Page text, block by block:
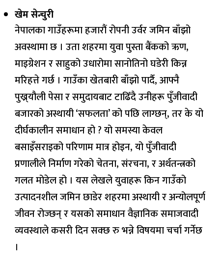
खेम सेन्चुरी
नेपालका गाउँहरूमा हजारौं रोपनी उर्वर जमिन बाँझो
अवस्थामा छ । उता शहरमा युवा पुस्ता बैंकको ऋण,
माइग्रेशन र साहुको उधारोमा सानोतिनो घडेरी किन्न
मरिहत्ते गर्छ । गाउँका खेतबारी बाँझो पार्दै, आफ्नै
पुख्र्यौली पेसा र समुदायबाट टाढिँदै उनीहरू पुँजीवादी
बजारको अस्थायी ‘सफलता’ को पछि लाग्छन्, तर के यो
दीर्घकालीन समाधान हो ? यो समस्या केवल
बसाइँसराइको परिणाम मात्र होइन, यो पुँजीवादी
प्रणालीले निर्माण गरेको चेतना, संरचना, र अर्थतन्त्रको
गलत मोडेल हो । यस लेखले युवाहरू किन गाउँको
उत्पादनशील जमिन छाडेर शहरमा अस्थायी र अन्योलपूर्ण
जीवन रोज्छन् र यसको समाधान वैज्ञानिक समाजवादी
व्यवस्थाले कसरी दिन सक्छ रु भन्ने विषयमा चर्चा गर्नेछ
।